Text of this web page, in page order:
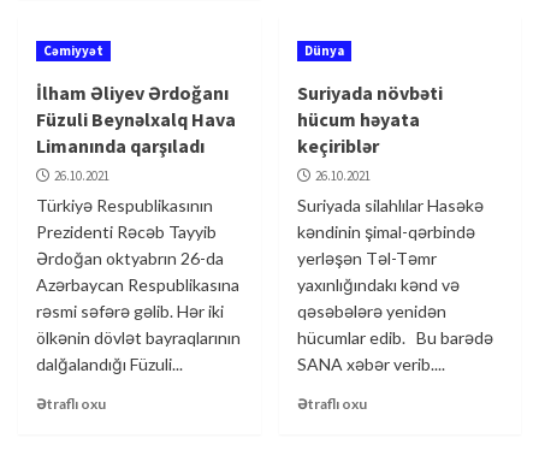
Cəmiyyət
İlham Əliyev Ərdoğanı
Füzuli Beynəlxalq Hava
Limanında qarşıladı
26.10.2021
Türkiyə Respublikasının
Prezidenti Rəcəb Tayyib
Ərdoğan oktyabrın 26-da
Azərbaycan Respublikasına
rəsmi səfərə gəlib. Hər iki
ölkənin dövlət bayraqlarının
dalğalandığı Füzuli...
Ətraflı oxu
Dünya
Suriyada növbəti
hücum həyata
keçiriblər
26.10.2021
Suriyada silahlılar Hasəkə
kəndinin şimal-qərbində
yerləşən Təl-Təmr
yaxınlığındakı kənd və
qəsəbələrə yenidən
hücumlar edib. Bu barədə
SANA xəbər verib....
Ətraflı oxu